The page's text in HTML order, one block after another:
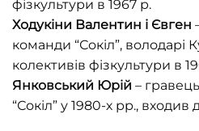
фізкультури в 1967 р.
Ходукіни Валентин і Євген
команди “Сокіл”, володарі
колективів фізкультури в
Янковський Юрій –
“Сокіл” у 1980-х рр.,